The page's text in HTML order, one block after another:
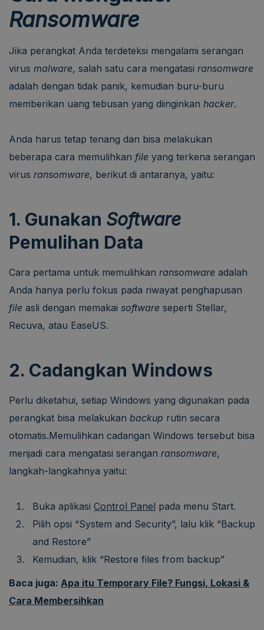
Ransomware
Jika perangkat Anda terdeteksi mengalami serangan
virus malware, salah satu cara mengatasi ransomware
adalah dengan tidak panik, kemudian buru-buru
memberikan uang tebusan yang diinginkan hacker.
Anda harus tetap tenang dan bisa melakukan
beberapa cara memulihkan file yang terkena serangan
virus ransomware, berikut di antaranya, yaitu:
1. Gunakan Software
Pemulihan Data
Cara pertama untuk memulihkan ransomware adalah
Anda hanya perlu fokus pada riwayat penghapusan
file asli dengan memakai software seperti Stellar,
Recuva, atau EaseUS.
2. Cadangkan Windows
Perlu diketahui, setiap Windows yang digunakan pada
perangkat bisa melakukan backup rutin secara
otomatis.Memulihkan cadangan Windows tersebut bisa
menjadi cara mengatasi serangan ransomware,
langkah-langkahnya yaitu:
Buka aplikasi Control Panel pada menu Start.
Pilih opsi “System and Security”, lalu klik “Backup
and Restore”
Kemudian, klik “Restore files from backup”
Baca juga: Apa itu Temporary File? Fungsi, Lokasi &
Cara Membersihkan